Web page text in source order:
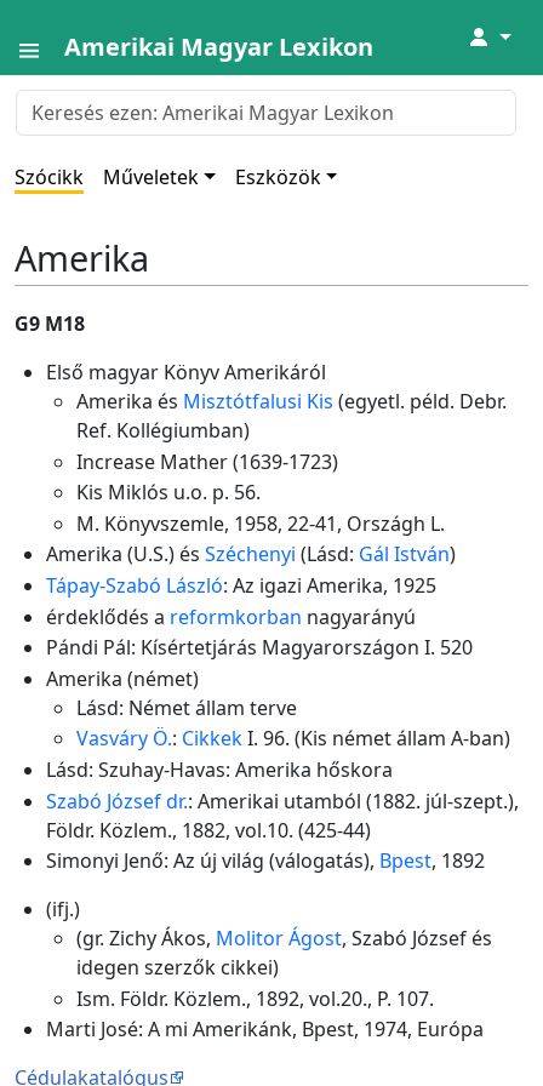
Amerikai Magyar Lexikon ↓
Szócikk Műveletek Eszközök
Amerika
G9 M18
Első magyar Könyv Amerikáról
Amerika és Misztótfalusi Kis (egyetl. péld. Debr.
Ref. Kollégiumban)
Increase Mather (1639-1723)
Kis Miklós u.o. p. 56.
M. Könyvszemle, 1958, 22-41, Országh L.
Amerika (U.S.) és Széchenyi (Lásd: Gál István)
Tápay-Szabó László: Az igazi Amerika, 1925
érdeklődés a reformkorban nagyarányú
Pándi Pál: Kísértetjárás Magyarországon I. 520
Amerika (német)
Lásd: Német állam terve
Vasváry Ö.: CikkekI. 96. (Kis német állam A-ban)
Lásd: Szuhay-Havas: Amerika hőskora
Szabó József dr.: Amerikai utamból (1882. júl-szept.),
Földr. Közlem., 1882, vol.10. (425-44)
Simonyi Jenő: Az új világ (válogatás), Bpest, 1892
(ifj.)
(gr. Zichy Ákos, Molitor Ágost, Szabó József és
idegen szerzők cikkei)
Ism. Földr. Közlem., 1892, vol.20., P. 107.
Marti José: A mi Amerikánk, Bpest, 1974, Európa
Cédulakatalógus